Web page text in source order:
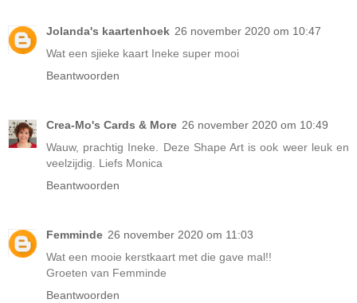
Jolanda's kaartenhoek 26 november 2020 om 10:47
Wat een sjieke kaart Ineke super mooi
Beantwoorden
Crea-Mo's Cards & More 26 november 2020 om 10:49
Wauw, prachtig Ineke. Deze Shape Art is ook weer leuk en
veelzijdig. Liefs Monica
Beantwoorden
Femminde 26 november 2020 om 11:03
Wat een mooie kerstkaart met die gave mal!!
Groeten van Femminde
Beantwoorden